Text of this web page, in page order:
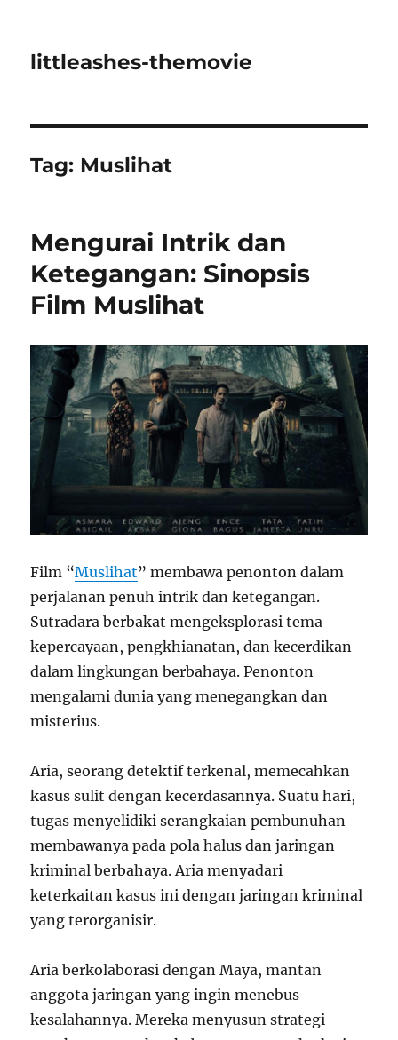
littleashes-themovie
Tag: Muslihat
Mengurai Intrik dan
Ketegangan: Sinopsis
Film Muslihat
Film “Muslihat” membawa penonton dalam
perjalanan penuh intrik dan ketegangan.
Sutradara berbakat mengeksplorasi tema
kepercayaan, pengkhianatan, dan kecerdikan
dalam lingkungan berbahaya. Penonton
mengalami dunia yang menegangkan dan
misterius.
Aria, seorang detektif terkenal, memecahkan
kasus sulit dengan kecerdasannya. Suatu hari,
tugas menyelidiki serangkaian pembunuhan
membawanya pada pola halus dan jaringan
kriminal berbahaya. Aria menyadari
keterkaitan kasus ini dengan jaringan kriminal
yang terorganisir.
Aria berkolaborasi dengan Maya, mantan
anggota jaringan yang ingin menebus
kesalahannya. Mereka menyusun strategi